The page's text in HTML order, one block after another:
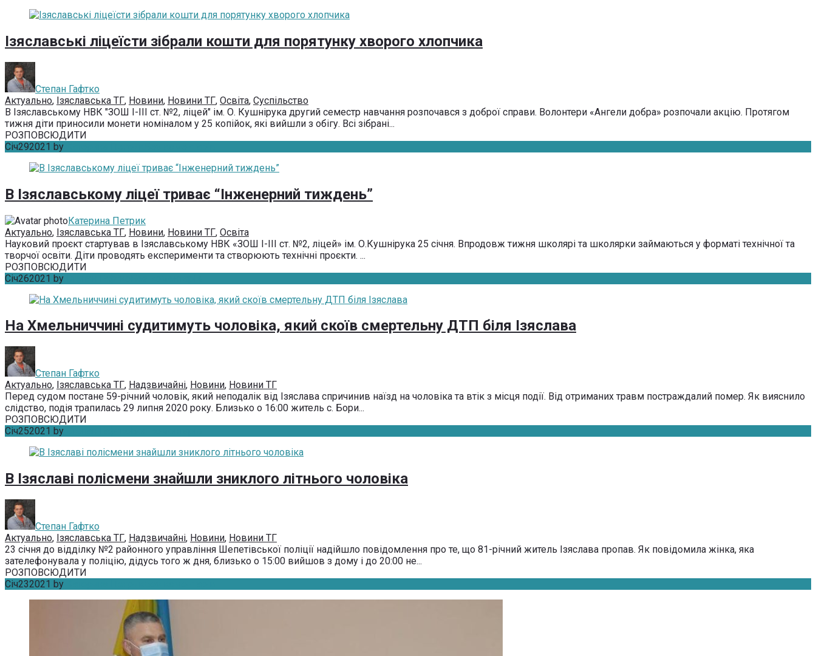
Ізяславські ліцеїсти зібрали кошти для порятунку хворого хлопчика
Степан Гафтко
Актуально, Ізяславська ТГ, Новини, Новини ТГ, Освіта, Суспільство
В Ізяславському НВК "ЗОШ І-ІІІ ст. №2, ліцей" ім. О. Кушнірука другий семестр навчання розпочався з доброї справи. Волонтери «Ангели добра» розпочали акцію. Протягом
тижня діти приносили монети номіналом у 25 копійок, які вийшли з обігу. Всі зібрані...
РОЗПОВСЮДИТИ
Січ292021 by
В Ізяславському ліцеї триває “Інженерний тиждень”
Катерина Петрик
Актуально, Ізяславська ТГ, Новини, Новини ТГ, Освіта
Науковий проєкт стартував в Ізяславському НВК «ЗОШ І-ІІІ ст. №2, ліцей» ім. О.Кушнірука 25 січня. Впродовж тижня школярі та школярки займаються у форматі технічної та
творчої освіти. Діти проводять експерименти та створюють технічні проєкти. ...
РОЗПОВСЮДИТИ
Січ262021 by
На Хмельниччині судитимуть чоловіка, який скоїв смертельну ДТП біля Ізяслава
Степан Гафтко
Актуально, Ізяславська ТГ, Надзвичайні, Новини, Новини ТГ
Перед судом постане 59-річний чоловік, який неподалік від Ізяслава спричинив наїзд на чоловіка та втік з місця події. Від отриманих травм постраждалий помер. Як вияснило
слідство, подія трапилась 29 липня 2020 року. Близько о 16:00 житель с. Бори...
РОЗПОВСЮДИТИ
Січ252021 by
В Ізяславі полісмени знайшли зниклого літнього чоловіка
Степан Гафтко
Актуально, Ізяславська ТГ, Надзвичайні, Новини, Новини ТГ
23 січня до відділку №2 районного управління Шепетівської поліції надійшло повідомлення про те, що 81-річний житель Ізяслава пропав. Як повідомила жінка, яка
зателефонувала у поліцію, дідусь того ж дня, близько о 15:00 вийшов з дому і до 20:00 не...
РОЗПОВСЮДИТИ
Січ232021 by